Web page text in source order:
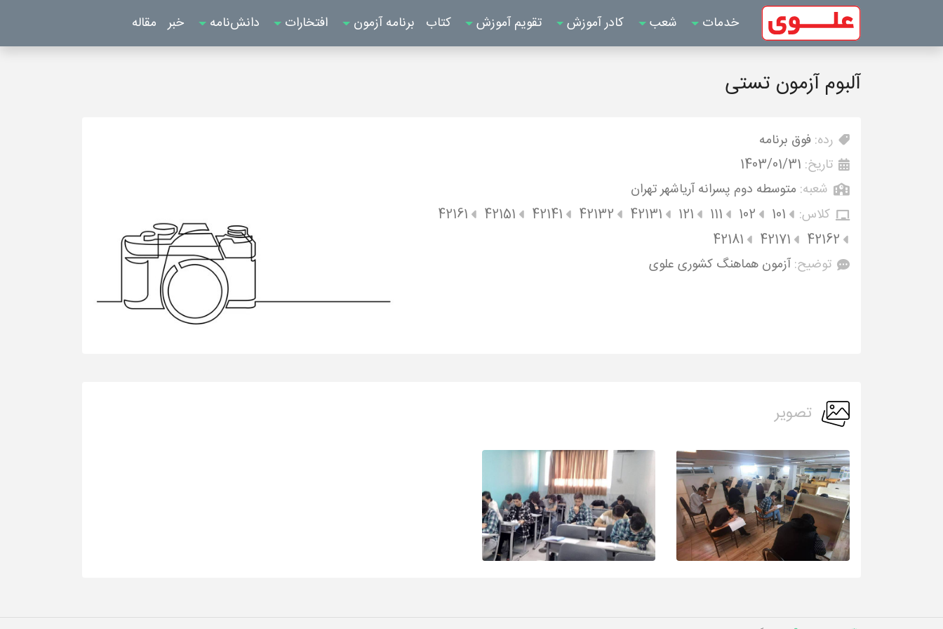
خدمات شعب کادر آموزش تقویم آموزش کتاب برنامه آزمون افتخارات دانش‌نامه خبر مقاله
آلبوم آزمون تستی
رده: فوق برنامه
تاریخ: 1403/01/31
شعبه: متوسطه دوم پسرانه آریاشهر تهران
کلاس:
101
102
111
121
42131
42132
42141
42151
42161
42162
42171
42181
توضیح: آزمون هماهنگ کشوری علوی
تصویر